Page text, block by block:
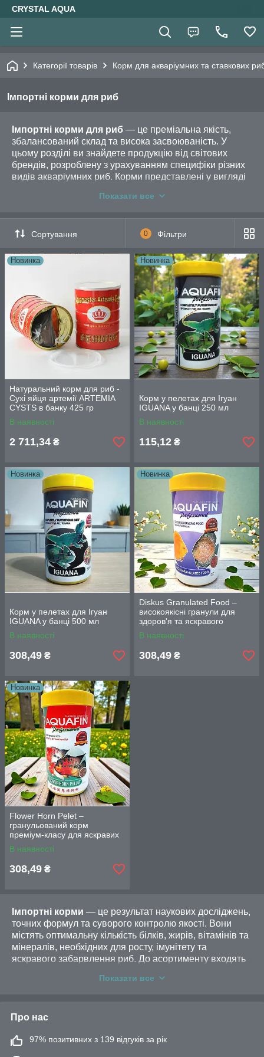
CRYSTAL AQUA
Категорії товарів Корм для акваріумних та ставкових
Імпортні корми для риб
Імпортні корми для риб — це преміальна якість,
збалансований склад та висока засвоюваність. У
цьому розділі ви знайдете продукцію від світових
брендів, розроблену з урахуванням специфіки різних
видів акваріумних риб. Корми представлені у вигляді
артемій для різних рівнів годування.
Подбайте про здоров'я та яскраве забарвлення
своїх вихованців — виберіть та замовте
імпортний корм вже сьогодні!
Показати все
Сортування 0 Фільтри
Новинка
Натуральний корм для риб -
Сухі яйця артемії ARTEMIA
CYSTS в банку 425 гр
В наявності
2 711,34 ₴
Новинка
Корм у пелетах для Ігуан
IGUANA у банці 250 мл
В наявності
115,12 ₴
Новинка
Корм у пелетах для Ігуан
IGUANA у банці 500 мл
В наявності
308,49 ₴
Новинка
Diskus Granulated Food –
високоякісні гранули для
здоров'я та яскравого
фарбування риб, банку 500
мл
В наявності
308,49 ₴
Новинка
Flower Horn Pelet –
гранульований корм
преміум-класу для яскравих
та сильних риб, 500 мл
В наявності
308,49 ₴
Імпортні корми — це результат наукових досліджень,
точних формул та суворого контролю якості. Вони
містять оптимальну кількість білків, жирів, вітамінів та
мінералів, необхідних для росту, імунітету та
яскравого забарвлення риб. До асортименту входять
також спеціальні лінійки для дискусів, цихлід, сомів,
орієнтовані на різні стадії життя риб — від мальків до
дорослих особин. У нашому асортименті кормів, ви
знайдете: сухі яйця артемії для повноцінного
Показати все
Про нас
97% позитивних з 139 відгуків за рік